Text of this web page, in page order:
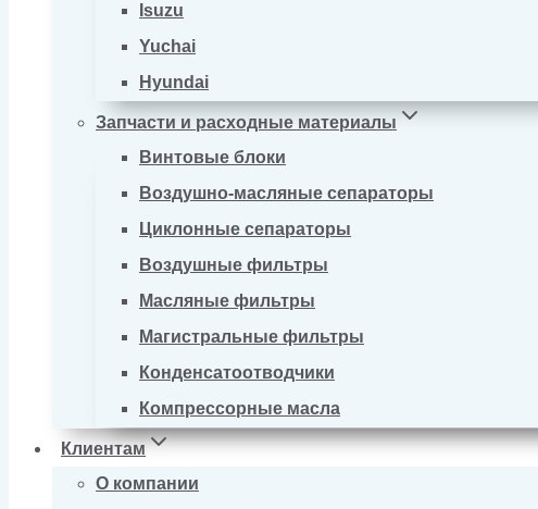
Isuzu
Yuchai
Hyundai
Запчасти и расходные материалы
Винтовые блоки
Воздушно-масляные сепараторы
Циклонные сепараторы
Воздушные фильтры
Масляные фильтры
Магистральные фильтры
Конденсатоотводчики
Компрессорные масла
Клиентам
О компании